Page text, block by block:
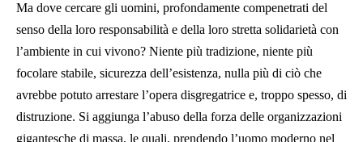
Ma dove cercare gli uomini, profondamente compenetrati del
senso della loro responsabilità e della loro stretta solidarietà con
l’ambiente in cui vivono? Niente più tradizione, niente più
focolare stabile, sicurezza dell’esistenza, nulla più di ciò che
avrebbe potuto arrestare l’opera disgregatrice e, troppo spesso, di
distruzione. Si aggiunga l’abuso della forza delle organizzazioni
gigantesche di massa, le quali, prendendo l’uomo moderno nel